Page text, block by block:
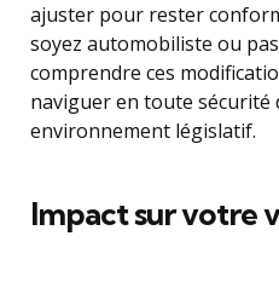
ajuster pour rester
soyez automobiliste ou
comprendre ces
naviguer en toute sécurité
environnement législatif.
Impact sur votre